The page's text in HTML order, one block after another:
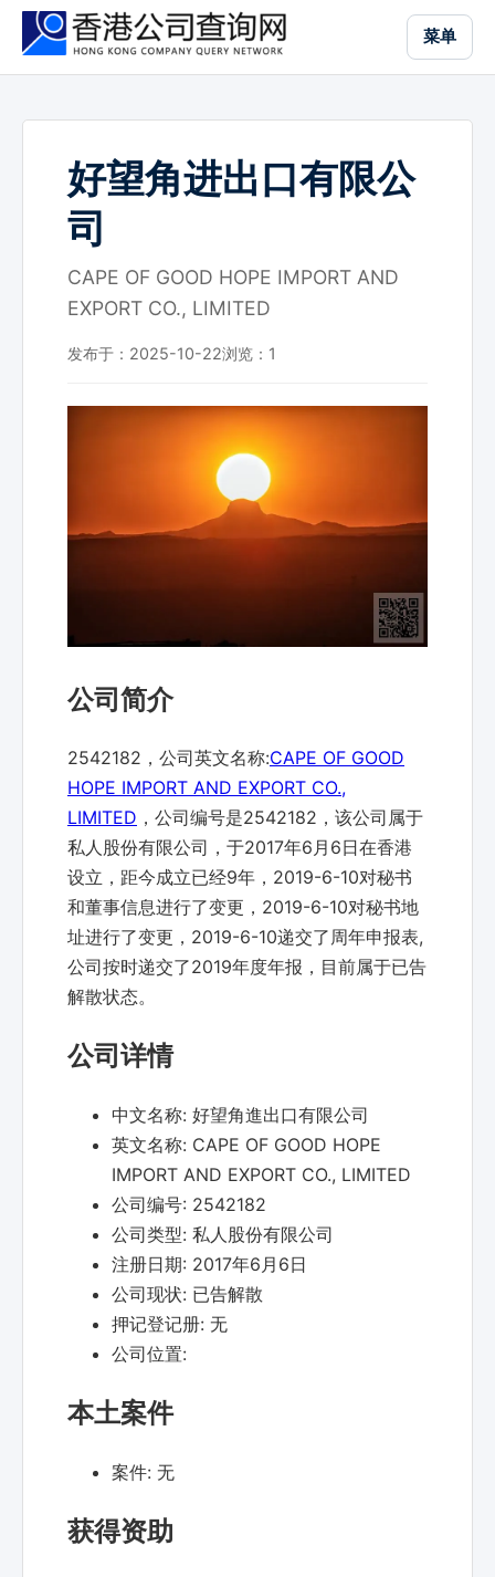
菜单
好望角进出口有限公
司
CAPE OF GOOD HOPE IMPORT AND
EXPORT CO., LIMITED
发布于：2025-10-22浏览： 1
公司简介
2542182，公司英文名称:CAPE OF GOOD
HOPE IMPORT AND EXPORT CO.,
LIMITED ，公司编号是2542182，该公司属于
私人股份有限公司，于2017年6月6日在香港
设立，距今成立已经9年，2019-6-10对秘书
和董事信息进行了变更，2019-6-10对秘书地
址进行了变更，2019-6-10递交了周年申报表,
公司按时递交了2019年度年报，目前属于已告
解散状态。
公司详情
中文名称: 好望角進出口有限公司
英文名称: CAPE OF GOOD HOPE
IMPORT AND EXPORT CO., LIMITED
公司编号: 2542182
公司类型: 私人股份有限公司
注册日期: 2017年6月6日
公司现状: 已告解散
押记登记册: 无
公司位置:
本土案件
案件: 无
获得资助